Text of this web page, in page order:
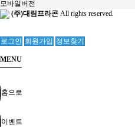
모바일버전
(주)대림프라콘 All rights reserved.
로그인 회원가입 정보찾기
MENU
홈으로
이벤트